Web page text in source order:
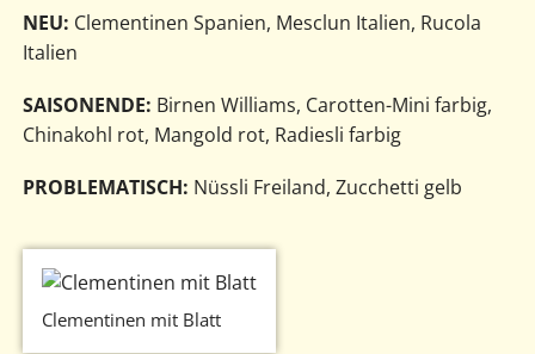
NEU: Clementinen Spanien, Mesclun Italien, Rucola
Italien
SAISONENDE: Birnen Williams, Carotten-Mini farbig,
Chinakohl rot, Mangold rot, Radiesli farbig
PROBLEMATISCH: Nüssli Freiland, Zucchetti gelb
Clementinen mit Blatt